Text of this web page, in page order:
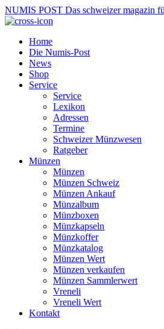
NUMIS POST Das schweizer magazin
Home
Die Numis-Post
News
Shop
Service
Service
Lexikon
Adressen
Termine
Schweizer Münzwesen
Ratgeber
Münzen
Münzen
Münzen Schweiz
Münzen Ankauf
Münzalbum
Münzboxen
Münzkapseln
Münzkoffer
Münzkatalog
Münzen Wert
Münzen verkaufen
Münzen Sammlerwert
Vreneli
Vreneli Wert
Kontakt